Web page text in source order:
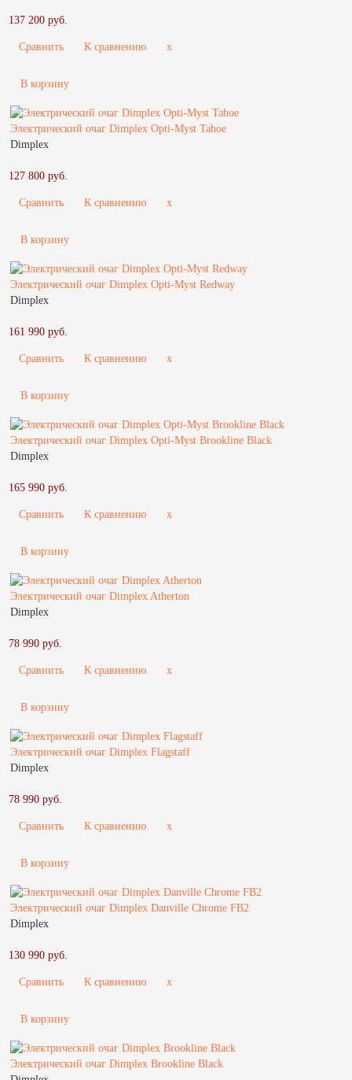
137 200 руб.
Сравнить К сравнению x
В корзину
Электрический очаг Dimplex Opti-Myst Tahoe
Dimplex
127 800 руб.
Сравнить К сравнению x
В корзину
Электрический очаг Dimplex Opti-Myst Redway
Dimplex
161 990 руб.
Сравнить К сравнению x
В корзину
Электрический очаг Dimplex Opti-Myst Brookline Black
Dimplex
165 990 руб.
Сравнить К сравнению x
В корзину
Электрический очаг Dimplex Atherton
Dimplex
78 990 руб.
Сравнить К сравнению x
В корзину
Электрический очаг Dimplex Flagstaff
Dimplex
78 990 руб.
Сравнить К сравнению x
В корзину
Электрический очаг Dimplex Danville Chrome FB2
Dimplex
130 990 руб.
Сравнить К сравнению x
В корзину
Электрический очаг Dimplex Brookline Black